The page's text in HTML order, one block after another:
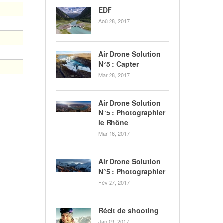
EDF
Aoû 28, 2017
Air Drone Solution
N°5 : Capter
Mar 28, 2017
Air Drone Solution
N°5 : Photographier
le Rhône
Mar 16, 2017
Air Drone Solution
N°5 : Photographier
Fév 27, 2017
Récit de shooting
Jan 09, 2017